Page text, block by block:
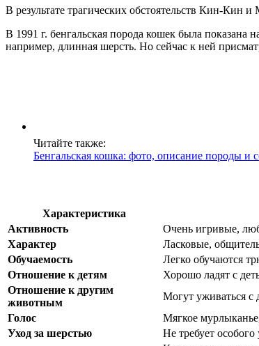
В результате трагических обстоятельств Кин-Кин
В 1991 г. бенгальская порода кошек была показана
например, длинная шерсть. Но сейчас к ней
Читайте также:
Бенгальская кошка: фото, описание породы и
Характеристика
Активность
Очень игривые,
Характер
Ласковые,
Обучаемость
Легко обучаются
Отношение к детям
Хорошо ладят с
Отношение к другим
животным
Могут уживаться
Голос
Мягкое
Уход за шерстью
Не требует особого